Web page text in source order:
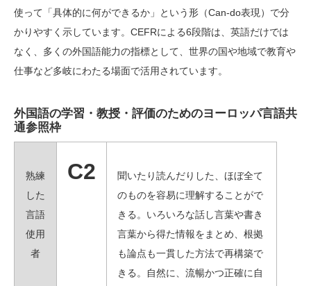
使って「具体的に何ができるか」という形（Can-do表現）で分
かりやすく示しています。CEFRによる6段階は、英語だけでは
なく、多くの外国語能力の指標として、世界の国や地域で教育や
仕事など多岐にわたる場面で活用されています。
外国語の学習・教授・評価のためのヨーロッパ言語共
通参照枠
熟練
した
言語
使用
者
C2
聞いたり読んだりした、ほぼ全て
のものを容易に理解することがで
きる。いろいろな話し言葉や書き
言葉から得た情報をまとめ、根拠
も論点も一貫した方法で再構築で
きる。自然に、流暢かつ正確に自